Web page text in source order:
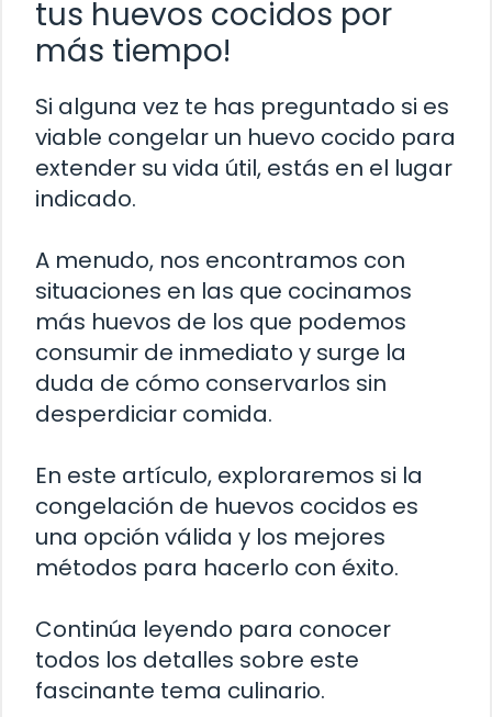
tus huevos cocidos por
más tiempo!
Si alguna vez te has preguntado si es
viable congelar un huevo cocido para
extender su vida útil, estás en el lugar
indicado.
A menudo, nos encontramos con
situaciones en las que cocinamos
más huevos de los que podemos
consumir de inmediato y surge la
duda de cómo conservarlos sin
desperdiciar comida.
En este artículo, exploraremos si la
congelación de huevos cocidos es
una opción válida y los mejores
métodos para hacerlo con éxito.
Continúa leyendo para conocer
todos los detalles sobre este
fascinante tema culinario.